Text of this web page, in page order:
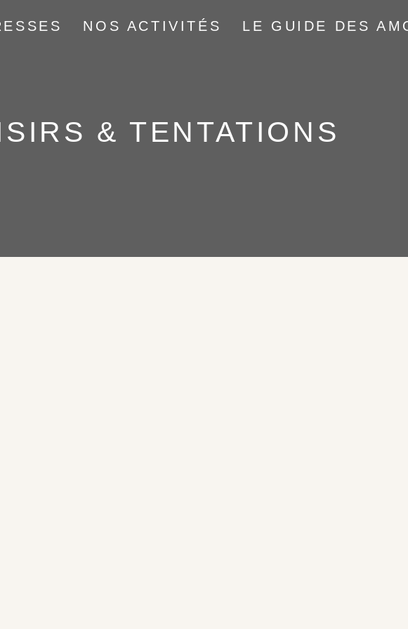
NOS ACTIVITÉS LE GUIDE DES
& TENTATIONS